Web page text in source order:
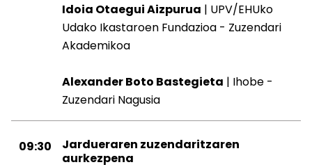
Idoia Otaegui Aizpurua | UPV/EHUko
Udako Ikastaroen Fundazioa - Zuzendari
Akademikoa
Alexander Boto Bastegieta | Ihobe -
Zuzendari Nagusia
09:30
Jardueraren zuzendaritzaren
aurkezpena